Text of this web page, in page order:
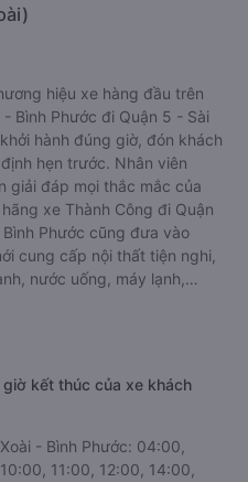
hiệu xe hàng đầu trên
Bình Phước đi Quận 5 - Sài
hành đúng giờ, đón khách
hẹn trước. Nhân viên
giải đáp mọi thắc mắc của
xe Thành Công đi Quận
Phước cũng đưa vào
cung cấp nội thất tiện nghi,
nước uống, máy lạnh,…
kết thúc của xe khách
- Bình Phước: 04:00,
11:00, 12:00, 14:00,